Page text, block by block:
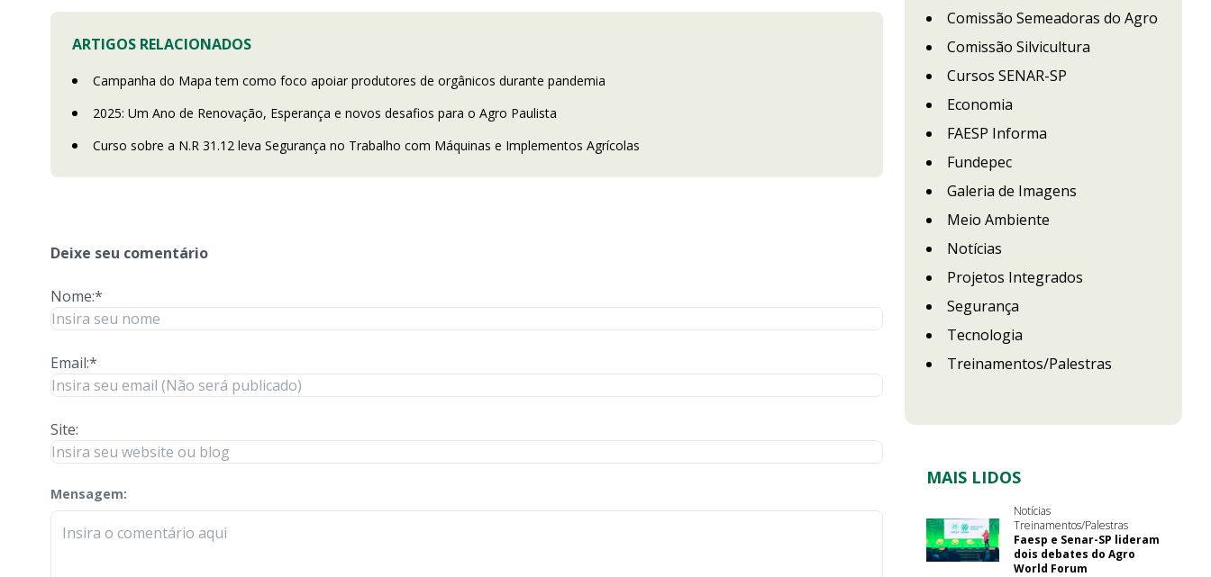
ARTIGOS RELACIONADOS
Campanha do Mapa tem como foco apoiar produtores de orgânicos durante pandemia
2025: Um Ano de Renovação, Esperança e novos desafios para o Agro Paulista
Curso sobre a N.R 31.12 leva Segurança no Trabalho com Máquinas e Implementos Agrícolas
Deixe seu comentário
Nome:*
Email:*
Site:
Mensagem:
check-terms
Comissão Semeadoras do Agro
Comissão Silvicultura
Cursos SENAR-SP
Economia
FAESP Informa
Fundepec
Galeria de Imagens
Meio Ambiente
Notícias
Projetos Integrados
Segurança
Tecnologia
Treinamentos/Palestras
MAIS LIDOS
Notícias
Treinamentos/Palestras
Faesp e Senar-SP lideram
dois debates do Agro
World Forum